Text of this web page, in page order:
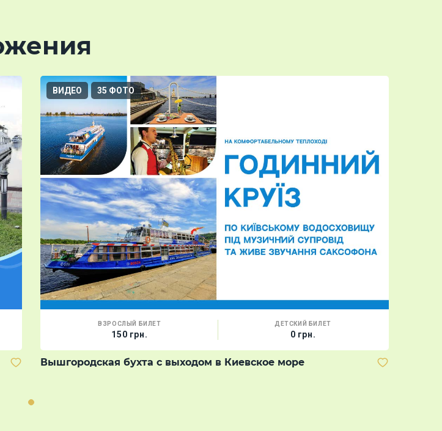
ВИДЕО 35 ФОТО
ВЗРОСЛЫЙ БИЛЕТ
150 грн.
ДЕТСКИЙ БИЛЕТ
0 грн.
Вышгородская бухта с выходом в Киевское море